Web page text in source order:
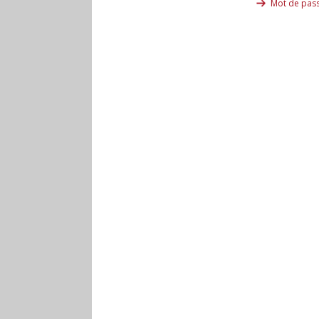
Mot de